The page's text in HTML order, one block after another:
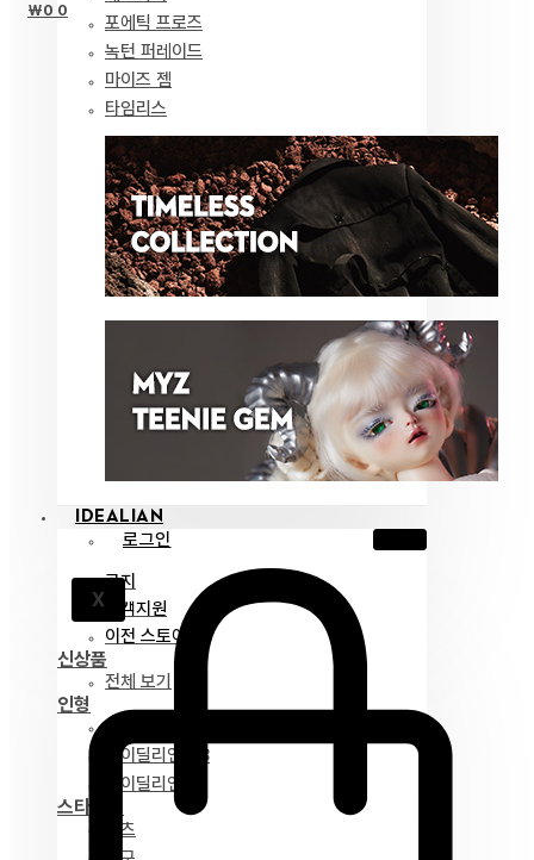
포에틱 프로즈
녹턴 퍼레이드
마이즈 젬
타임리스
IDEALIAN
로그인
X
공지
고객지원
이전 스토어
신상품
전체 보기
인형
아이딜리언 75
아이딜리언 68
아이딜리언 51
스타일링
파츠
₩0 0